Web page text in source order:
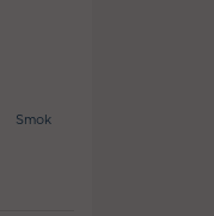
Smok